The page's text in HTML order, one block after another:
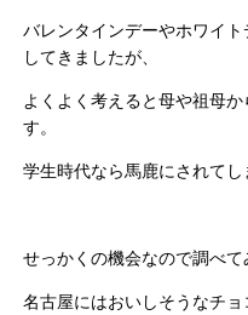
バレンタインデーやホワイ
してきましたが、
よくよく考えると母や祖母
す。
学生時代なら馬鹿にされてし
せっかくの機会なので調べて
名古屋にはおいしそうなチ